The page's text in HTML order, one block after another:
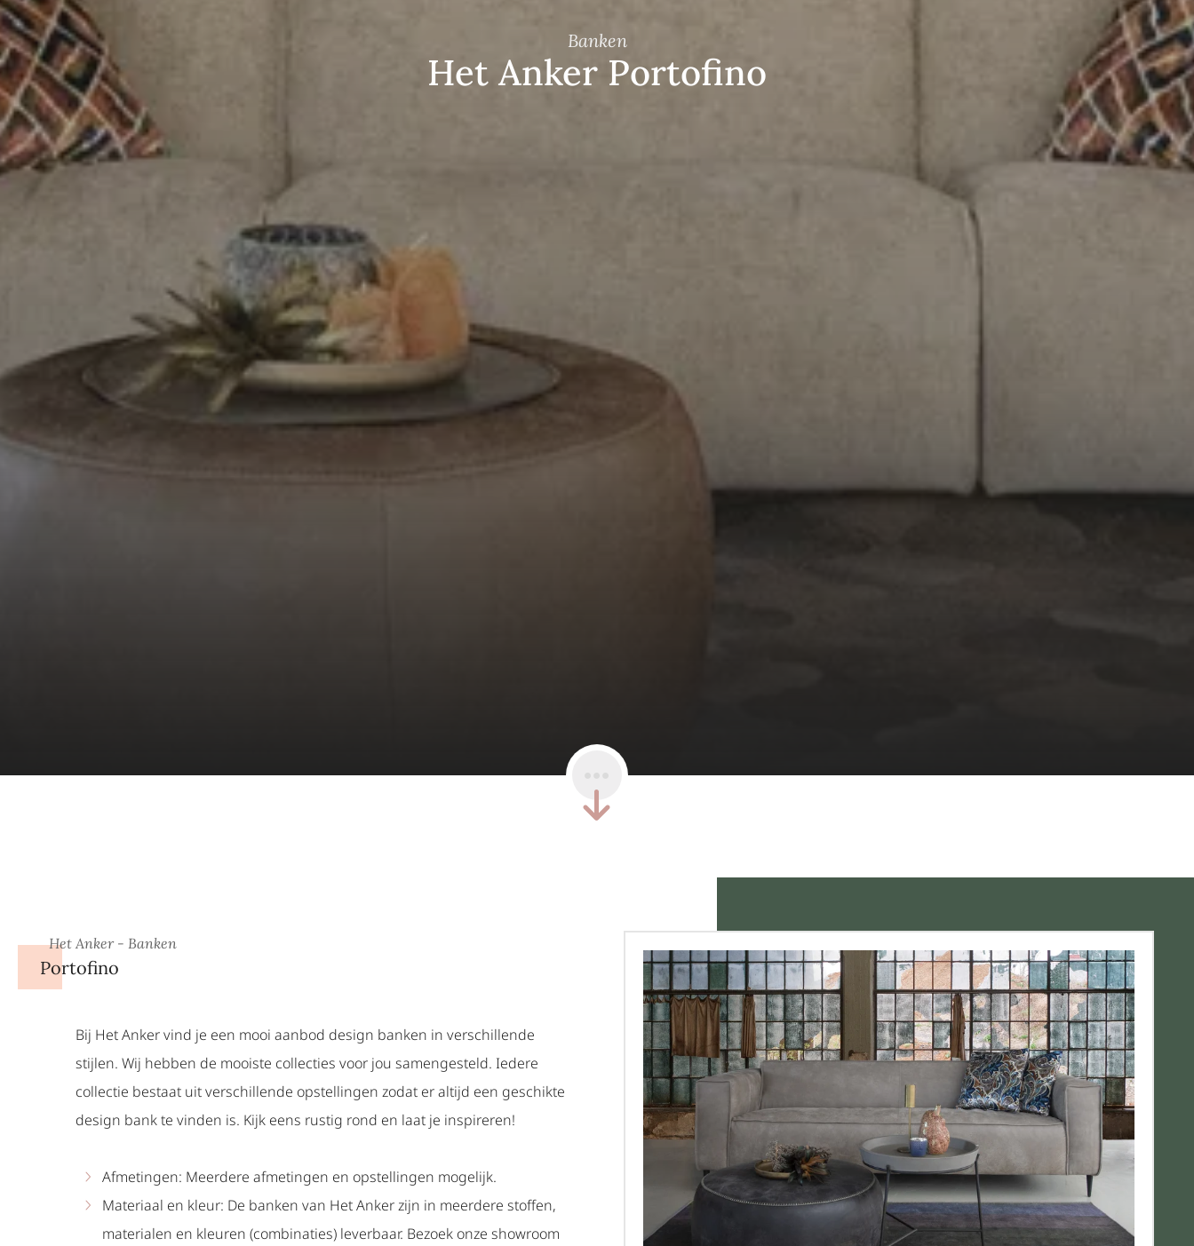
Banken
Het Anker Portofino
Het Anker - Banken
Portofino
Bij Het Anker vind je een mooi aanbod design banken in verschillende
stijlen. Wij hebben de mooiste collecties voor jou samengesteld. Iedere
collectie bestaat uit verschillende opstellingen zodat er altijd een geschikte
design bank te vinden is. Kijk eens rustig rond en laat je inspireren!
Afmetingen: Meerdere afmetingen en opstellingen mogelijk.
Materiaal en kleur: De banken van Het Anker zijn in meerdere stoffen,
materialen en kleuren (combinaties) leverbaar. Bezoek onze showroom